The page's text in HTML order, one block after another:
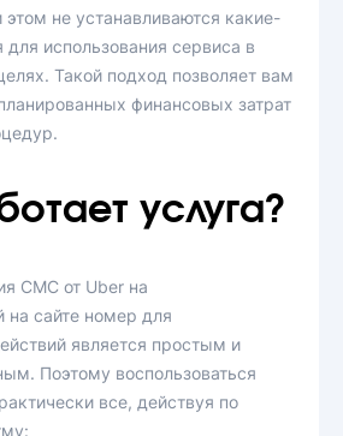
этом не устанавливаются какие-
для использования сервиса в
Такой подход позволяет вам
финансовых затрат
услуга?
СМС от Uber на
на сайте номер для
является простым и
Поэтому воспользоваться
все, действуя по